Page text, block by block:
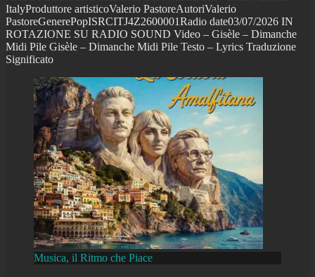
ItalyProduttore artisticoValerio PastoreAutoriValerio
PastoreGenerePopISRCITJ4Z2600001Radio date03/07/2026 IN
ROTAZIONE SU RADIO SOUND Video – Gisèle – Dimanche
Midi Pile Gisèle – Dimanche Midi Pile Testo – Lyrics Traduzione
Significato
Musica, il Ritmo che Piace